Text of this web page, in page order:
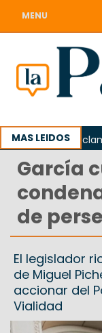
MENU
MAS LEIDOS
Odarda reclamó
García
de
El legislador
de Miguel
accionar del
Vialidad